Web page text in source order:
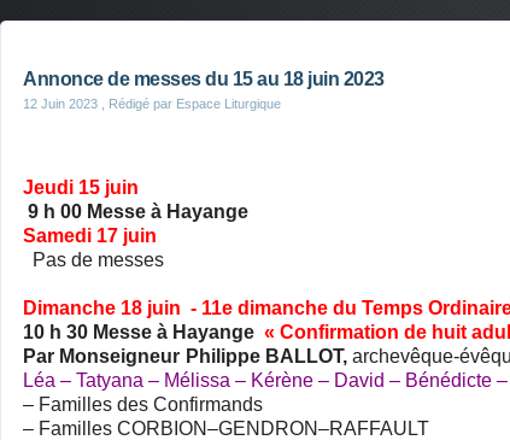
Annonce de messes du 15 au 18 juin 2023
12 Juin 2023 , Rédigé par Espace Liturgique
Jeudi 15 juin
9 h 00 Messe à Hayange
Samedi 17 juin
Pas de messes
Dimanche 18 juin - 11e dimanche du Temps
10 h 30 Messe à Hayange « Confirmation de huit
Par Monseigneur Philippe BALLOT,archevêque-
Léa – Tatyana – Mélissa – Kérène – David – Bénédicte –
– Familles des Confirmands
– Familles CORBION–GENDRON–RAFFAULT